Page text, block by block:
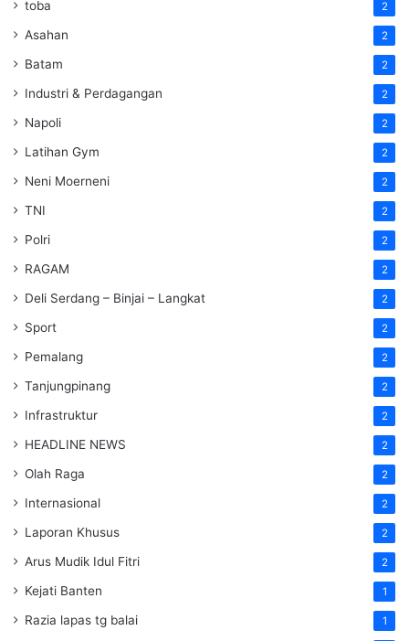
toba 2
Asahan 2
Batam 2
Industri & Perdagangan 2
Napoli 2
Latihan Gym 2
Neni Moerneni 2
TNI 2
Polri 2
RAGAM 2
Deli Serdang – Binjai – Langkat 2
Sport 2
Pemalang 2
Tanjungpinang 2
Infrastruktur 2
HEADLINE NEWS 2
Olah Raga 2
Internasional 2
Laporan Khusus 2
Arus Mudik Idul Fitri 2
Kejati Banten 1
Razia lapas tg balai 1